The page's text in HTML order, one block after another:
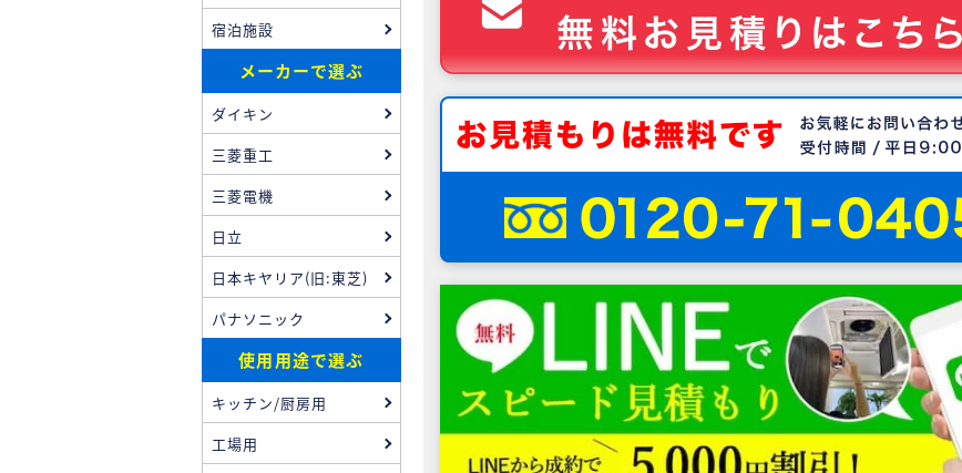
宿泊施設
メーカーで選ぶ
ダイキン
三菱重工
三菱電機
日立
日本キヤリア(旧:東芝)
パナソニック
使用用途で選ぶ
キッチン/厨房用
工場用